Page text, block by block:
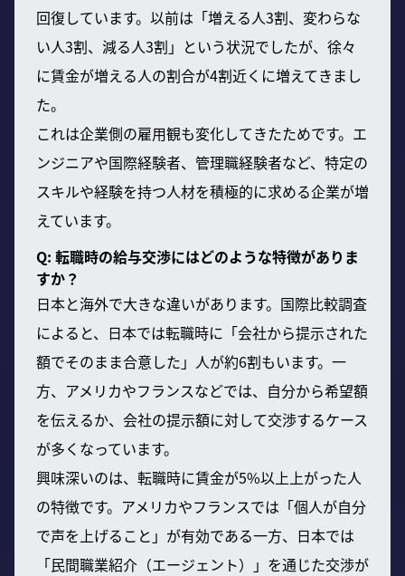
回復しています。以前は「増える人3割、変わらな
い人3割、減る人3割」という状況でしたが、徐々
に賃金が増える人の割合が4割近くに増えてきまし
た。
これは企業側の雇用観も変化してきたためです。エ
ンジニアや国際経験者、管理職経験者など、特定の
スキルや経験を持つ人材を積極的に求める企業が増
えています。
Q: 転職時の給与交渉にはどのような特徴がありま
すか？
日本と海外で大きな違いがあります。国際比較調査
によると、日本では転職時に「会社から提示された
額でそのまま合意した」人が約6割もいます。一
方、アメリカやフランスなどでは、自分から希望額
を伝えるか、会社の提示額に対して交渉するケース
が多くなっています。
興味深いのは、転職時に賃金が5%以上上がった人
の特徴です。アメリカやフランスでは「個人が自分
で声を上げること」が有効である一方、日本では
「民間職業紹介（エージェント）」を通じた交渉が